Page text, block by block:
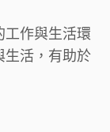
工作與生活環
生活，有助於